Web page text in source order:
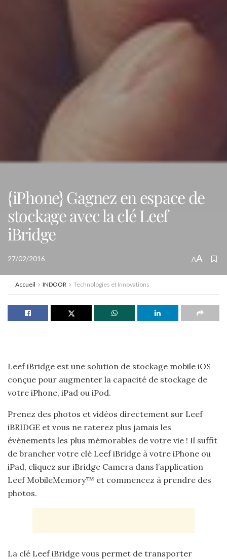
{iPhone} Gagnez en espace de
stockage avec la clé Leef
iBridge
27/02/2016 AA
Accueil INDOOR Technologies et Innovations
Leef iBridge est une solution de stockage mobile iOS
conçue pour augmenter la capacité de stockage de
votre iPhone, iPad ou iPod.
Prenez des photos et vidéos directement sur Leef
iBRIDGE et vous ne raterez plus jamais les
événements les plus mémorables de votre vie ! Il suffit
de brancher votre clé Leef iBridge à votre iPhone ou
iPad, cliquez sur iBridge Camera dans l’application
Leef MobileMemory™ et commencez à prendre des
photos.
La clé Leef iBridge vous permet de transporter